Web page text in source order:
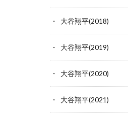
大谷翔平(2018)
大谷翔平(2019)
大谷翔平(2020)
大谷翔平(2021)